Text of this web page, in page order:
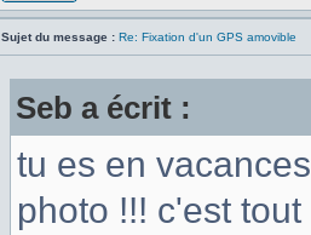
Sujet du message : Re: Fixation d'un GPS amovible
Seb a écrit :
tu es en
photo !!! c'est